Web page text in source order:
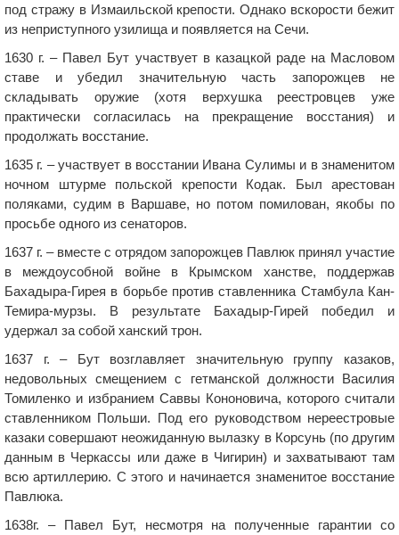
под стражу в Измаильской крепости. Однако вскорости бежит
из неприступного узилища и появляется на Сечи.
1630 г. – Павел Бут участвует в казацкой раде на Масловом
ставе и убедил значительную часть запорожцев не
складывать оружие (хотя верхушка реестровцев уже
практически согласилась на прекращение восстания) и
продолжать восстание.
1635 г. – участвует в восстании Ивана Сулимы и в знаменитом
ночном штурме польской крепости Кодак. Был арестован
поляками, судим в Варшаве, но потом помилован, якобы по
просьбе одного из сенаторов.
1637 г. – вместе с отрядом запорожцев Павлюк принял участие
в междоусобной войне в Крымском ханстве, поддержав
Бахадыра-Гирея в борьбе против ставленника Стамбула Кан-
Темира-мурзы. В результате Бахадыр-Гирей победил и
удержал за собой ханский трон.
1637 г. – Бут возглавляет значительную группу казаков,
недовольных смещением с гетманской должности Василия
Томиленко и избранием Саввы Кононовича, которого считали
ставленником Польши. Под его руководством нереестровые
казаки совершают неожиданную вылазку в Корсунь (по другим
данным в Черкассы или даже в Чигирин) и захватывают там
всю артиллерию. С этого и начинается знаменитое восстание
Павлюка.
1638г. – Павел Бут, несмотря на полученные гарантии со